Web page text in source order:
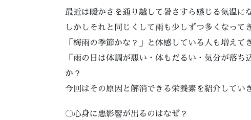
最近は暖かさを通り越して暑さすら感じる気温に
しかしそれと同じくして雨も少しずつ多くなって
「梅雨の季節かな？」と体感している人も増えて
「雨の日は体調が悪い・体もだるい・気分が落
か？
今回はその原因と解消できる栄養素を紹介してい
〇心身に悪影響が出るのはなぜ？